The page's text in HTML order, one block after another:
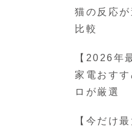
猫の反応
比較
【2026年
家電おす
ロが厳選
【今だけ